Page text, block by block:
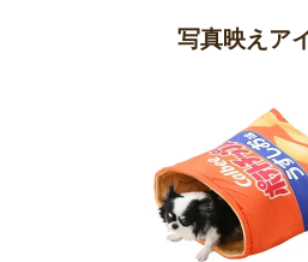
お買い物を続ける
写真映えア